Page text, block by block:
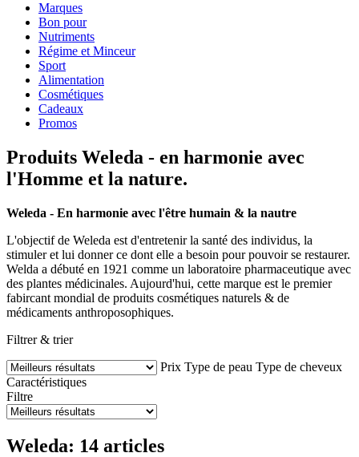
Marques
Bon pour
Nutriments
Régime et Minceur
Sport
Alimentation
Cosmétiques
Cadeaux
Promos
Produits Weleda - en harmonie avec
l'Homme et la nature.
Weleda - En harmonie avec l'être humain & la nautre
L'objectif de Weleda est d'entretenir la santé des individus, la
stimuler et lui donner ce dont elle a besoin pour pouvoir se restaurer.
Welda a débuté en 1921 comme un laboratoire pharmaceutique avec
des plantes médicinales. Aujourd'hui, cette marque est le premier
fabircant mondial de produits cosmétiques naturels & de
médicaments anthroposophiques.
Filtrer & trier
Prix Type de peau Type de cheveux
Caractéristiques
Filtre
Weleda: 14 articles